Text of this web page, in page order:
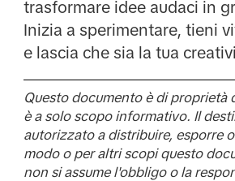
trasformare idee audaci in
Inizia a sperimentare, tieni
e lascia che sia la tua
Questo documento è di proprietà
è a solo scopo informativo. Il
autorizzato a distribuire, esporre
modo o per altri scopi questo
non si assume l'obbligo o la